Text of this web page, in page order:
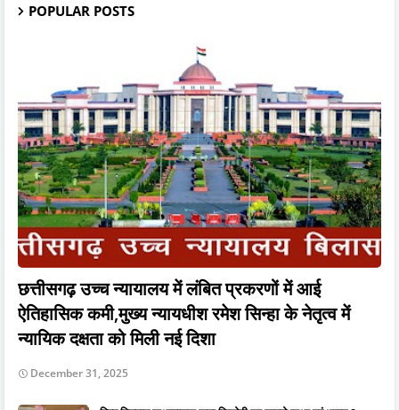
POPULAR POSTS
छत्तीसगढ़ उच्च न्यायालय में लंबित प्रकरणों में आई
ऐतिहासिक कमी,मुख्य न्यायधीश रमेश सिन्हा के नेतृत्व में
न्यायिक दक्षता को मिली नई दिशा
December 31, 2025